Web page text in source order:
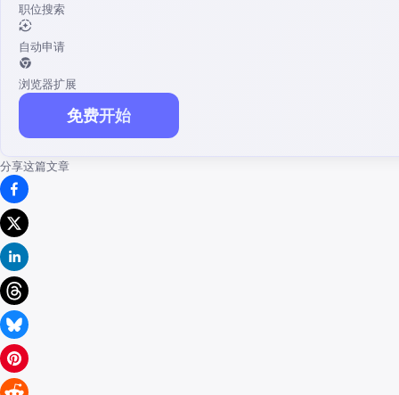
职位搜索
自动申请
浏览器扩展
免费开始
分享这篇文章